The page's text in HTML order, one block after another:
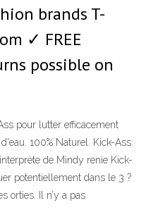
brands T-
✓ FREE
possible on
pour lutter efficacement
100% Naturel. Kick-Ass:
de Mindy renie Kick-
potentiellement dans le 3 ?
orties. Il n’y a pas